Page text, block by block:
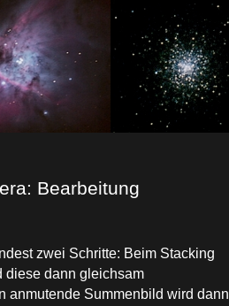
Bearbeitung
zwei Schritte: Beim Stacking
diese dann gleichsam
anmutende Summenbild wird dann